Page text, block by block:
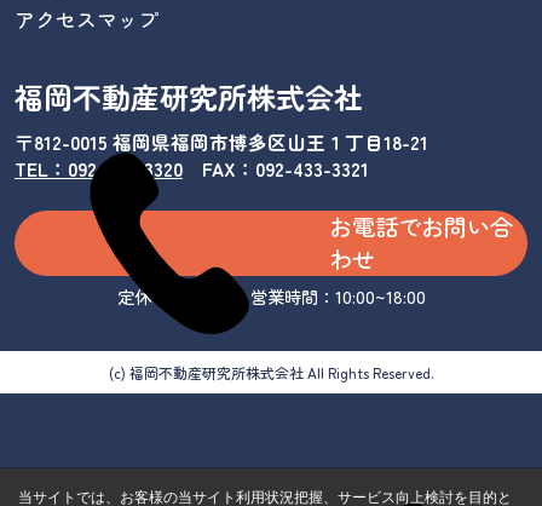
アクセスマップ
福岡不動産研究所株式会社
〒812-0015 福岡県福岡市博多区山王１丁目18-21
TEL：092-433-3320/ FAX：092-433-3321
お電話でお問い合
わせ
定休日：水曜日 営業時間：10:00~18:00
(c) 福岡不動産研究所株式会社 All Rights Reserved.
当サイトでは、お客様の当サイト利用状況把握、サービス向上検討を目的と